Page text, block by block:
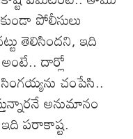
పోలీసులు
తెలిసిందని, ఇది
దార్లో
చంపేసి..
అనుమానం
ఇది పరాకాష్ట.